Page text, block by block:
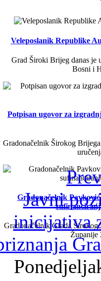
Veleposlanik Republike
Grad Široki Brijeg danas je
Bosni i
Potpisan ugovor za
Gradonačelnik Širokog
Gradonačelnik
Gradonačelnik Grada
Županije